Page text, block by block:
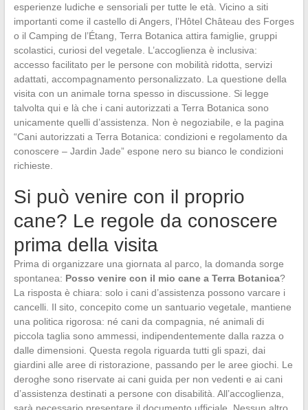
esperienze ludiche e sensoriali per tutte le età. Vicino a siti
importanti come il castello di Angers, l’Hôtel Château des Forges
o il Camping de l’Étang, Terra Botanica attira famiglie, gruppi
scolastici, curiosi del vegetale. L’accoglienza è inclusiva:
accesso facilitato per le persone con mobilità ridotta, servizi
adattati, accompagnamento personalizzato. La questione della
visita con un animale torna spesso in discussione. Si legge
talvolta qui e là che i cani autorizzati a Terra Botanica sono
unicamente quelli d’assistenza. Non è negoziabile, e la pagina
“Cani autorizzati a Terra Botanica: condizioni e regolamento da
conoscere – Jardin Jade” espone nero su bianco le condizioni
richieste.
Si può venire con il proprio
cane? Le regole da conoscere
prima della visita
Prima di organizzare una giornata al parco, la domanda sorge
spontanea: Posso venire con il mio cane a Terra Botanica?
La risposta è chiara: solo i cani d’assistenza possono varcare i
cancelli. Il sito, concepito come un santuario vegetale, mantiene
una politica rigorosa: né cani da compagnia, né animali di
piccola taglia sono ammessi, indipendentemente dalla razza o
dalle dimensioni. Questa regola riguarda tutti gli spazi, dai
giardini alle aree di ristorazione, passando per le aree giochi. Le
deroghe sono riservate ai cani guida per non vedenti e ai cani
d’assistenza destinati a persone con disabilità. All’accoglienza,